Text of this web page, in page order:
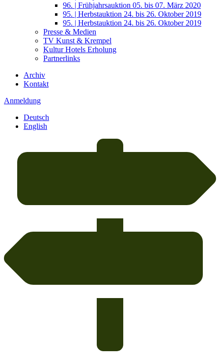
96. | Frühjahrsauktion 05. bis 07. März 2020
95. | Herbstauktion 24. bis 26. Oktober 2019
95. | Herbstauktion 24. bis 26. Oktober 2019
Presse & Medien
TV Kunst & Krempel
Kultur Hotels Erholung
Partnerlinks
Archiv
Kontakt
Anmeldung
Deutsch
English